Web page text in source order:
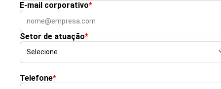
E-mail corporativo*
Setor de atuação*
Telefone*